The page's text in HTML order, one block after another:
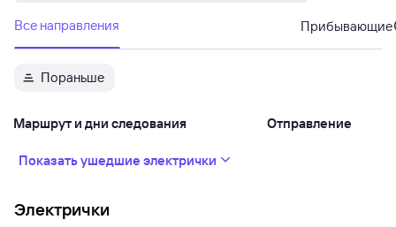
Все направления Прибывающие
Пораньше
Маршрут и дни следования Отправление
Показать ушедшие электрички
Электрички